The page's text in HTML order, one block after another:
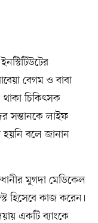
বেগম ও বাবা
চিকিৎসক
সন্তানকে লাইফ
হয়নি বলে জানান
মুগদা মেডিকেল
হিসেবে কাজ করেন।
একটি ব্যাংকে